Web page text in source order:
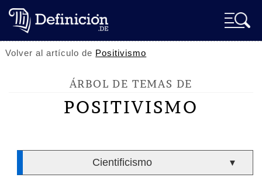
Volver al artículo de Positivismo
ÁRBOL DE TEMAS DE
POSITIVISMO
Cientificismo ▼